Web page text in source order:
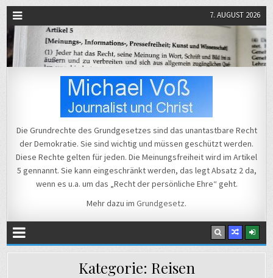
7. AUGUST 2026
Michael Voß
Die Grundrechte des Grundgesetzes sind das unantastbare Recht
der Demokratie. Sie sind wichtig und müssen geschützt werden.
Diese Rechte gelten für jeden. Die Meinungsfreiheit wird im Artikel
5 gennannt. Sie kann eingeschränkt werden, das legt Absatz 2 da,
wenn es u.a. um das „Recht der persönliche Ehre“ geht.
Mehr dazu im Grundgesetz.
Kategorie: Reisen